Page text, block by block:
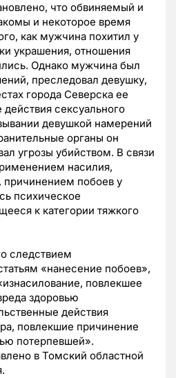
что обвиняемый и
и некоторое время
как мужчина похитил у
украшения, отношения
Однако мужчина был
преследовал девушку,
города Северска ее
сексуального
девушкой намерений
органы он
угрозы убийством. В связи
насилия,
причинением побоев у
психическое
к категории тяжкого
следствием
«нанесение побоев»,
повлекшее
здоровью
действия
повлекшие причинение
потерпевшей».
в Томский областной